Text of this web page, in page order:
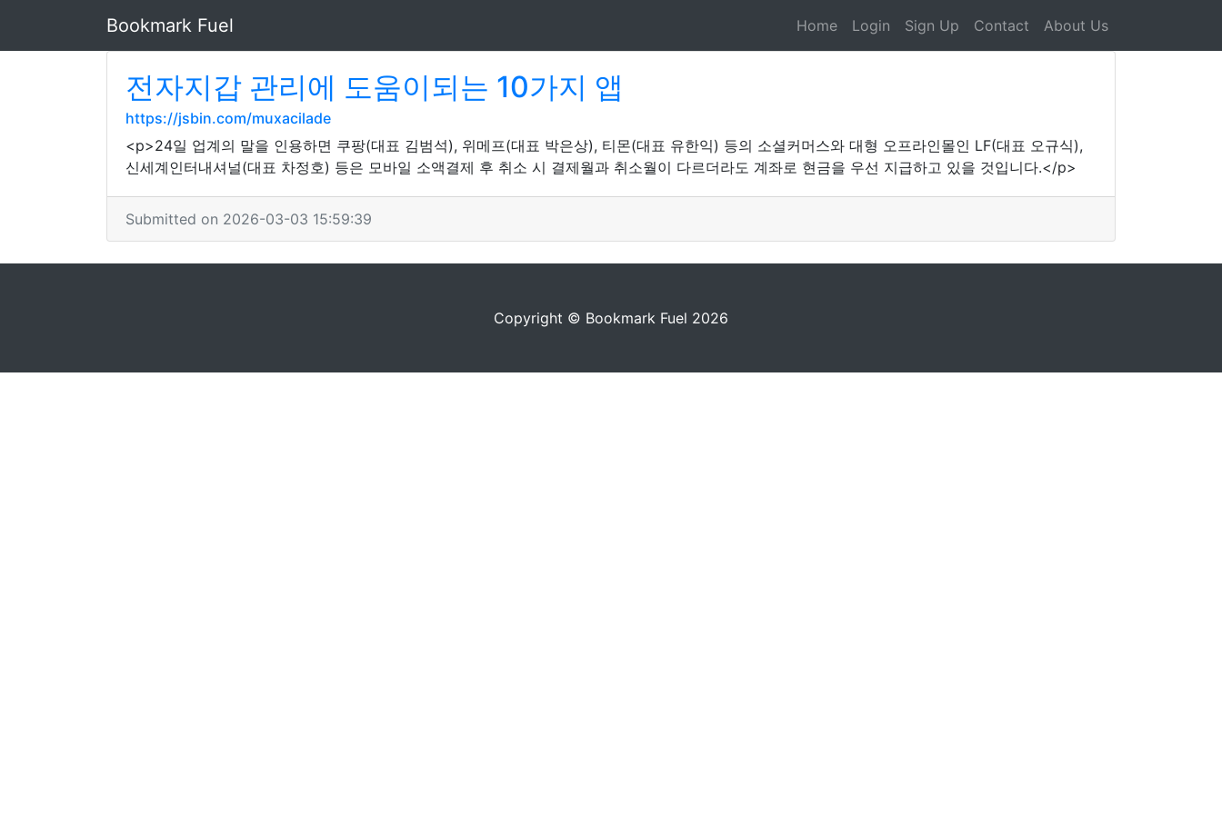
Bookmark Fuel Home Login Sign Up Contact About Us
전자지갑 관리에 도움이되는 10가지 앱
https://jsbin.com/muxacilade
<p>24일 업계의 말을 인용하면 쿠팡(대표 김범석), 위메프(대표 박은상), 티몬(대표 유한익) 등의 소셜커머스와 대형 오프라인몰인 LF(대표 오규식),
신세계인터내셔널(대표 차정호) 등은 모바일 소액결제 후 취소 시 결제월과 취소월이 다르더라도 계좌로 현금을 우선 지급하고 있을 것입니다.</p>
Submitted on 2026-03-03 15:59:39
Copyright © Bookmark Fuel 2026